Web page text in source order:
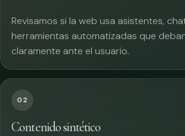
Revisamos si la web usa asistentes,
herramientas automatizadas que
claramente ante el usuario.
02
Contenido sintético